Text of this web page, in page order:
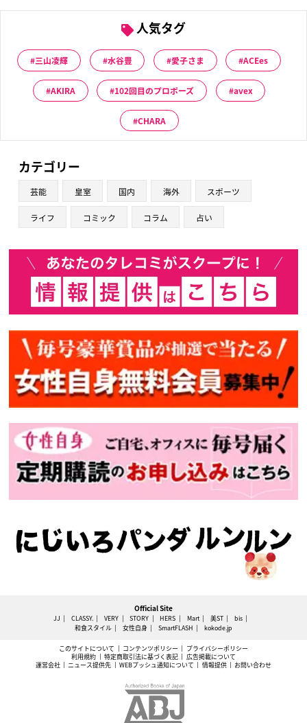
人気タグ
三山凌輝 水谷豊 愛子さま ACEes
AKIRA 102回目のプロポーズ avex
CHARA
カテゴリー
芸能 皇室 国内 海外 スポーツ
ライフ コミック コラム 占い
Official Site
JJ CLASSY. VERY STORY HERS Mart 美ST
bis
和食スタイル
女性自身 SmartFLASH kokode.jp
このサイトについて コンテンツポリシー
プライバシーポリシー
利用規約
特定商取引法に基づく表記
広告掲載について
運営会社
ニュース提供先 WEBプッシュ通知について 情報提供 お問い合わせ